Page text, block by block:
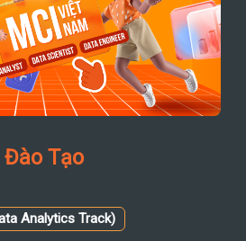
Tạo
Analytics Track)